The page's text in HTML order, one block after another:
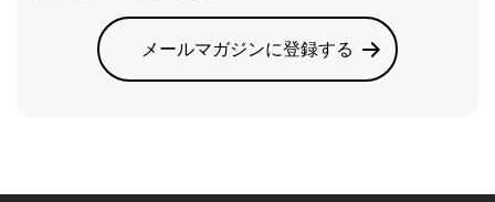
メールマガジンに登録する